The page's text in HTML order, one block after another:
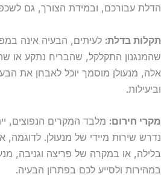
הדלת עבורכם, ובמידת הצורך, גם
תקלות בדלת: לעיתים, הבעיה אינה
שהמנגנון התקלקל, שהבריח נתקע או
אלה, מנעולן מוסמך יוכל לאבחן את
וביעילות.
מקרי חירום: מלבד המקרים הנפוצים,
נדרש שירות מיידי של מנעולן.
בלילה, או במקרה של פריצה וגניבה,
במהירות ולסייע לכם בפתרון הבעיה.